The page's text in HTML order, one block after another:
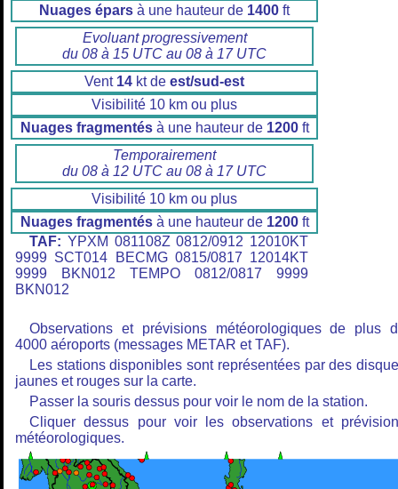
Nuages épars à une hauteur de 1400 ft
Evoluant progressivement
du 08 à 15 UTC au 08 à 17 UTC
Vent 14 kt de est/sud-est
Visibilité 10 km ou plus
Nuages fragmentésà une hauteur de 1200ft
Temporairement
du 08 à 12 UTC au 08 à 17 UTC
Visibilité 10 km ou plus
Nuages fragmentésà une hauteur de 1200ft
TAF: YPXM 081108Z 0812/0912 12010KT
9999 SCT014 BECMG 0815/0817 12014KT
9999 BKN012 TEMPO 0812/0817 9999
BKN012
Observations et prévisions météorologiques de plus
4000 aéroports (messages METAR et TAF).
Les stations disponibles sont représentées par des
jaunes et rouges sur la carte.
Passer la souris dessus pour voir le nom de la station.
Cliquer dessus pour voir les observations et
météorologiques.